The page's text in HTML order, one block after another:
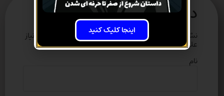
دیدگاهتان را بنویسید
نشانی ایمیل شما منتشر نخواهد شد. بخش‌های موردنیاز
علامت‌گذاری شده‌اند*
نام
اینجا کلیک کنید